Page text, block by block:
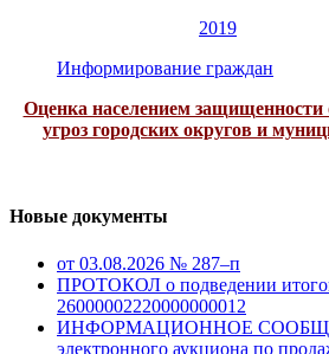
2019
Информирование граждан
Оценка населением защищенности
угроз городских округов и
Новые документы
от 03.08.2026 № 287–п
ПРОТОКОЛ о подведении
26000002220000000012
ИНФОРМАЦИОННОЕ
электронного аукциона по